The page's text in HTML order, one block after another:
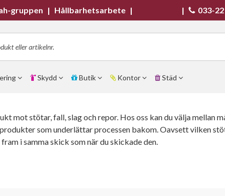
mot stötar, fall, slag och repor. Hos oss kan du välja mellan
som underlättar processen bakom. Oavsett vilken
i samma skick som när du skickade den.
gruppen | Hållbarhetsarbete | | 033-
Skydd Butik Kontor Städ